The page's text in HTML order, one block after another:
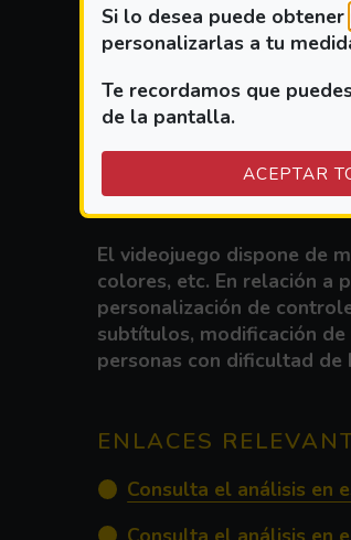
Si lo desea puede obtener
personalizarlas a tu
Te recordamos que
de la pantalla.
ACEPTAR
Información:
Seleccione cualquier
PLATAFORMA
Playstation 5
CONCLUSIONES Y
El videojuego dispone de
colores, etc. En relación a
personalización de
subtítulos, modificación
personas con dificultad de
ENLACES
Consulta el análisis en